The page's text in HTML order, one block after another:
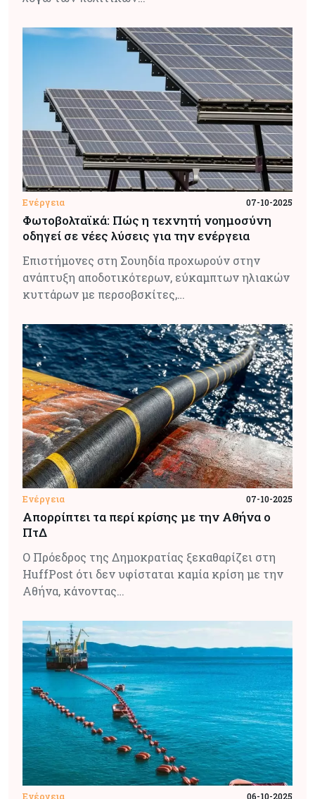
Ενέργεια 07-10-2025
Φωτοβολταϊκά: Πώς η τεχνητή νοημοσύνη
οδηγεί σε νέες λύσεις για την ενέργεια
Επιστήμονες στη Σουηδία προχωρούν στην
ανάπτυξη αποδοτικότερων, εύκαμπτων ηλιακών
κυττάρων με περσοβσκίτες,…
Ενέργεια 07-10-2025
Απορρίπτει τα περί κρίσης με την Αθήνα ο
ΠτΔ
Ο Πρόεδρος της Δημοκρατίας ξεκαθαρίζει στη
HuffPost ότι δεν υφίσταται καμία κρίση με την
Αθήνα, κάνοντας…
Ενέργεια 06-10-2025